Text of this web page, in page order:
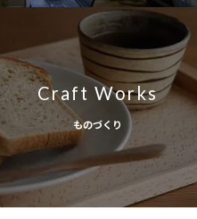
Craft Works
ものづくり